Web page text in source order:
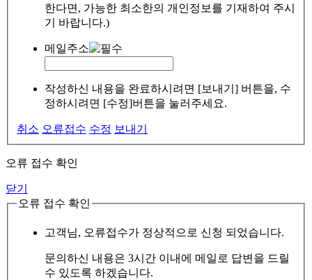
한다면, 가능한 최소한의 개인정보를 기재하여 주시
기 바랍니다.)
메일주소
작성하신 내용을 완료하시려면 [보내기] 버튼을, 수
정하시려면 [수정]버튼을 눌러주세요.
취소 오류접수 수정 보내기
오류 접수 확인
닫기
오류 접수 확인
고객님, 오류접수가 정상적으로 신청 되었습니다.
문의하신 내용은 3시간 이내에 메일로 답변을 드릴
수 있도록 하겠습니다.